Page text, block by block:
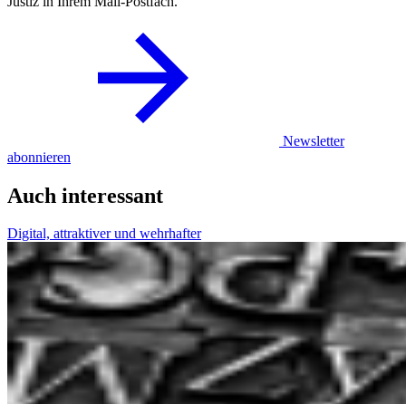
Newsletter
abonnieren
Auch interessant
Digital, attraktiver und wehrhafter